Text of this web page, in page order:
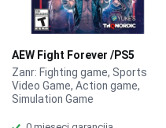
AEW Fight Forever /PS5
Zanr: Fighting game, Sports
Video Game, Action game,
Simulation Game